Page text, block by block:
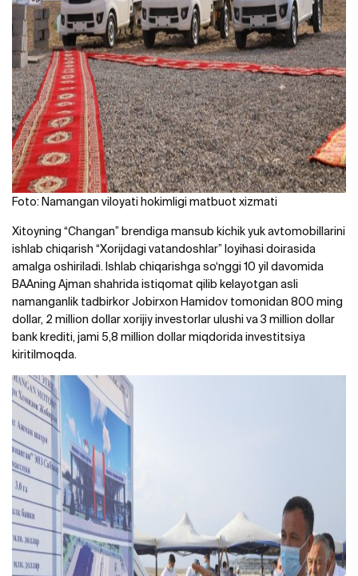
Foto: Namangan viloyati hokimligi matbuot xizmati
Xitoyning “Changan” brendiga mansub kichik yuk avtomobillarini
ishlab chiqarish “Xorijdagi vatandoshlar” loyihasi doirasida
amalga oshiriladi. Ishlab chiqarishga so‘nggi 10 yil davomida
BAAning Ajman shahrida istiqomat qilib kelayotgan asli
namanganlik tadbirkor Jobirxon Hamidov tomonidan 800 ming
dollar, 2 million dollar xorijiy investorlar ulushi va 3 million dollar
bank krediti, jami 5,8 million dollar miqdorida investitsiya
kiritilmoqda.